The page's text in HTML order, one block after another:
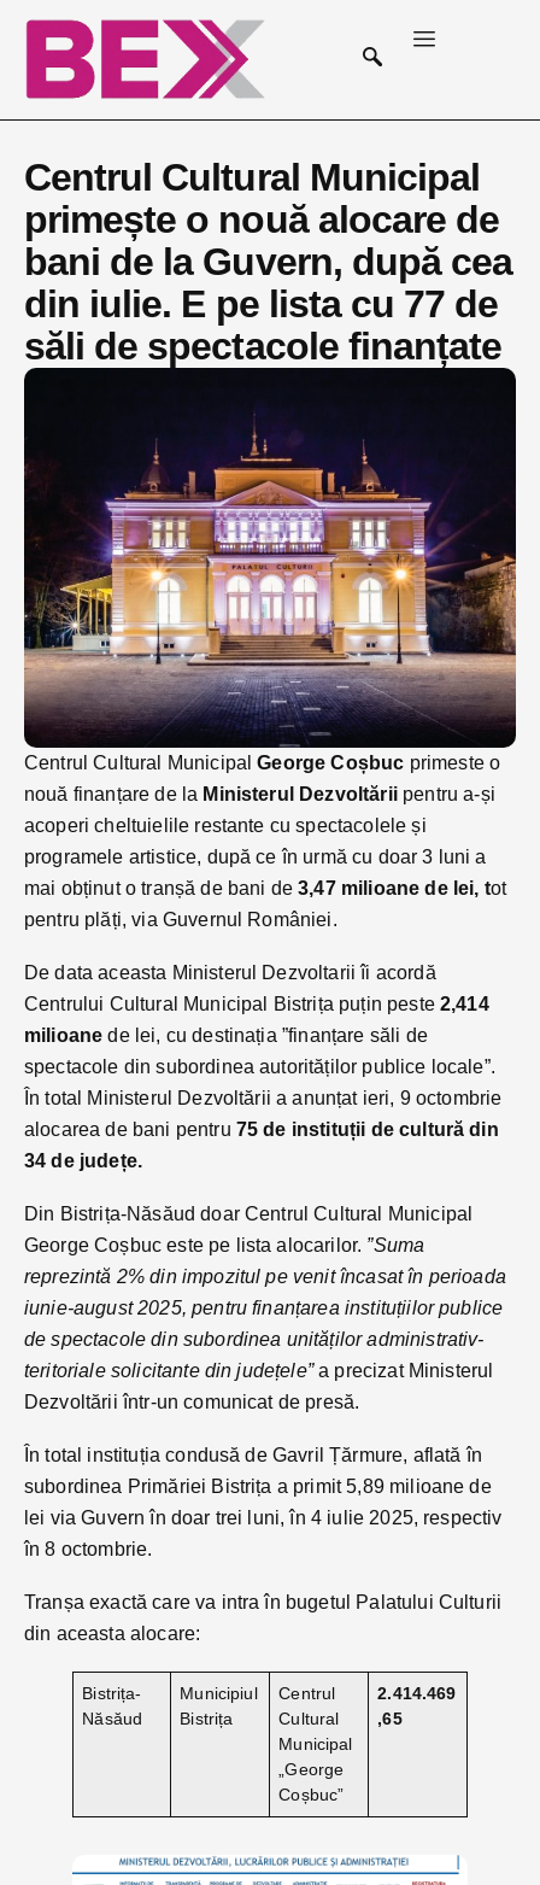
Centrul Cultural Municipal
primește o nouă alocare de
bani de la Guvern, după cea
din iulie. E pe lista cu 77 de
săli de spectacole finanțate
Centrul Cultural Municipal George Coșbuc primeste o
nouă finanțare de la Ministerul Dezvoltăriipentru a-și
acoperi cheltuielile restante cu spectacolele și
programele artistice, după ce în urmă cu doar 3 luni a
mai obținut o tranșă de bani de3,47 milioane de lei, tot
pentru plăți, via Guvernul României.
De data aceasta Ministerul Dezvoltarii îi acordă
Centrului Cultural Municipal Bistrița puțin peste2,414
milioanede lei, cu destinația ”finanțare săli de
spectacole din subordinea autorităților publice locale”.
În total Ministerul Dezvoltării a anunțat ieri, 9 octombrie
alocarea de bani pentru 75 de instituții de cultură din
34 de județe.
Din Bistrița-Năsăud doar Centrul Cultural Municipal
George Coșbuc este pe lista alocarilor. ”Suma
reprezintă 2% din impozitul pe venit încasat în perioada
iunie-august 2025, pentru finanțarea instituțiilor publice
de spectacole din subordinea unităților administrativ-
teritoriale solicitante din județele”a precizat Ministerul
Dezvoltării într-un comunicat de presă.
În total instituția condusă de Gavril Țărmure, aflată în
subordinea Primăriei Bistrița a primit 5,89 milioane de
lei via Guvern în doar trei luni, în 4 iulie 2025, respectiv
în 8 octombrie.
Tranșa exactă care va intra în bugetul Palatului Culturii
din aceasta alocare:
Bistrița-
Năsăud
Municipiul
Bistrița
Centrul
Cultural
Municipal
„George
Coșbuc”
2.414.469
,65